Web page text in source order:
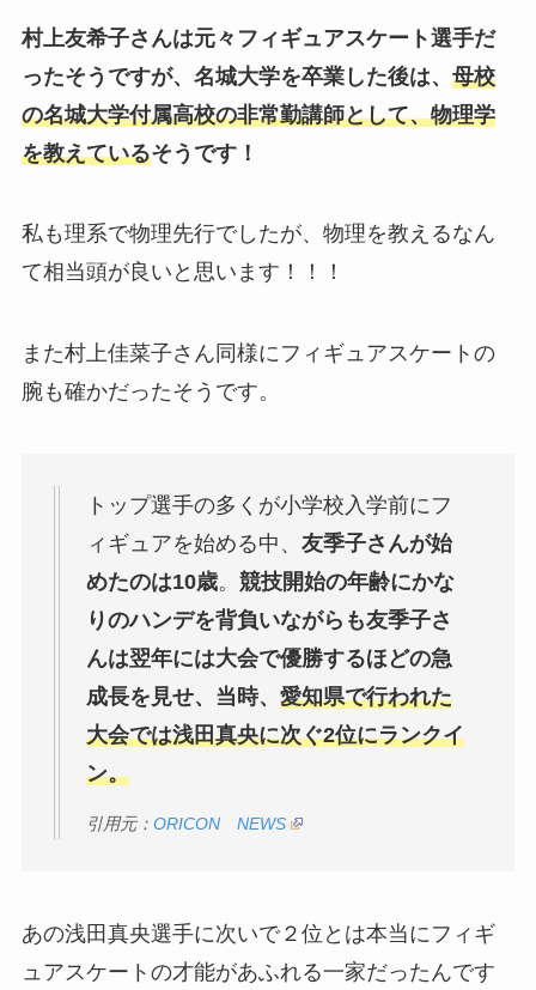
村上友希子さんは元々フィギュアスケート選手だ
ったそうですが、名城大学を卒業した後は、 母校
の名城大学付属高校の非常勤講師として、物理学
を教えているそうです！
私も理系で物理先行でしたが、物理を教えるなん
て相当頭が良いと思います！！！
また村上佳菜子さん同様にフィギュアスケートの
腕も確かだったそうです。
トップ選手の多くが小学校入学前にフ
ィギュアを始める中、 友季子さんが始
めたのは10歳。 競技開始の年齢にかな
りのハンデを背負いながらも友季子さ
んは翌年には大会で優勝するほどの急
成長を見せ、当時、 愛知県で行われた
大会では浅田真央に次ぐ2位にランクイ
ン。
引用元： ORICON NEWS
あの浅田真央選手に次いで２位とは本当にフィギ
ュアスケートの才能があふれる一家だったんです